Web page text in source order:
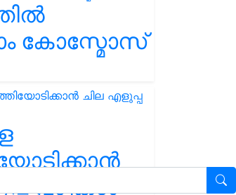
കോസ്മോസ്
വഴികൾ